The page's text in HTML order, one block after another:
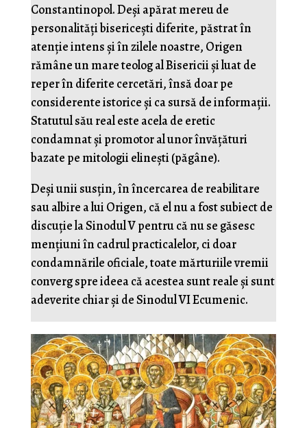
Constantinopol. Deși apărat mereu de
personalități bisericești diferite, păstrat în
atenție intens și în zilele noastre, Origen
rămâne un mare teolog al Bisericii și luat de
reper în diferite cercetări, însă doar pe
considerente istorice și ca sursă de informații.
Statutul său real este acela de eretic
condamnat și promotor al unor învățături
bazate pe mitologii elinești (păgâne).
Deși unii susțin, în încercarea de reabilitare
sau albire a lui Origen, că el nu a fost subiect de
discuție la Sinodul V pentru că nu se găsesc
mențiuni în cadrul practicalelor, ci doar
condamnările oficiale, toate mărturiile vremii
converg spre ideea că acestea sunt reale și sunt
adeverite chiar și de Sinodul VI Ecumenic.